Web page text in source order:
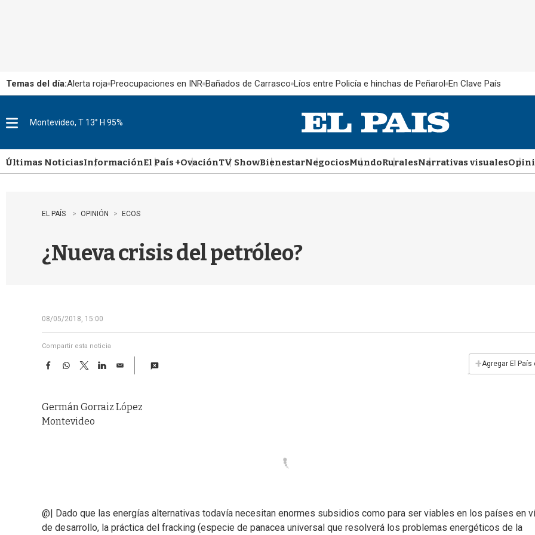
Temas del día:Alerta roja Preocupaciones en INR Bañados de Carrasco Líos entre Policía e hinchas de Peñarol En Clave País
u
Montevideo, T 13° H 95%
Últimas NoticiasInformaciónEl País +OvaciónTV ShowBienestarNegociosMundoRuralesNarrativas visuales
EL PAÍS OPINIÓN ECOS
¿Nueva crisis del petróleo?
08/05/2018, 15:00
Compartir esta noticia
F
b
o
W
s
A
T
w
t
e
L
e
E
l
+Agregar El País
Germán Gorraiz López
Montevideo
@| Dado que las energías alternativas todavía necesitan enormes subsidios como para ser viables en los países en
de desarrollo, la práctica del fracking (especie de panacea universal que resolverá los problemas energéticos de la